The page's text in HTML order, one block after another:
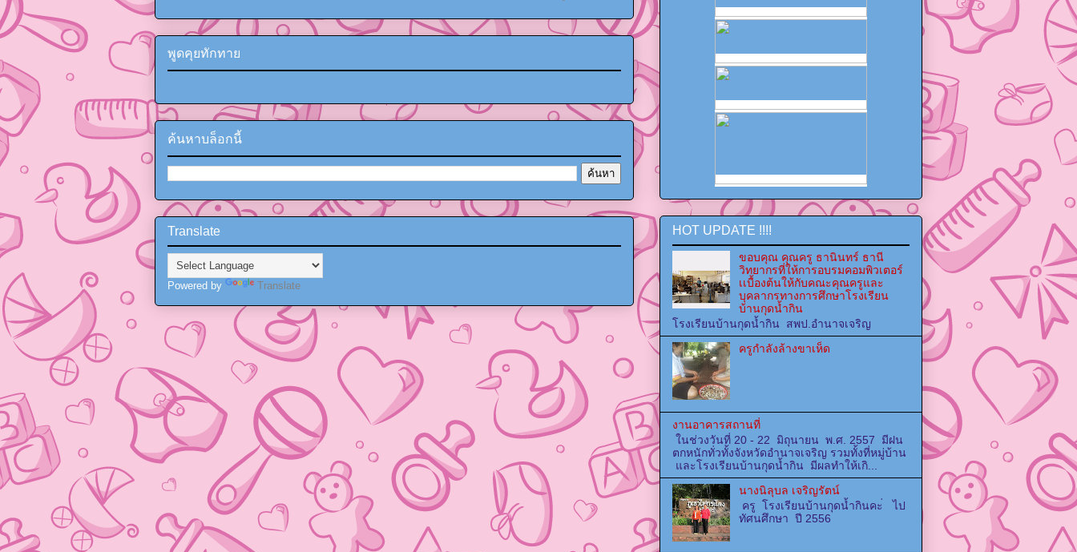
พูดคุยทักทาย
ค้นหาบล็อกนี้
Translate
Powered by Translate
HOT UPDATE !!!!
ขอบคุณ คุณครู ธานินทร์ ธานี
วิทยากรที่ให้การอบรมคอมพิวเตอร์
เเบื้องต้นให้กับคณะคุณครูและ
บุคลากรทางการศึกษาโรงเรียน
บ้านกุดน้ำกิน
โรงเรียนบ้านกุดน้ำกิน สพป.อำนาจเจริญ
ครูกำลังล้างขาเห็ด
งานอาคารสถานที่
ในช่วงวันที่ 20 - 22 มิถุนายน พ.ศ. 2557 มีฝน
ตกหนักทั่วทั้งจังหวัดอำนาจเจริญ รวมทั้งที่หมู่บ้าน
และโรงเรียนบ้านกุดน้ำกิน มีผลทำให้เกิ...
นางนิลุบล เจริญรัตน์
ครู โรงเรียนบ้านกุดน้ำกินคะ่ ไป
ทัศนศึกษา ปี 2556